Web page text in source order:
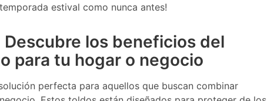
estival como nunca antes!
los beneficios del
para tu hogar o negocio
perfecta para aquellos que buscan combinar